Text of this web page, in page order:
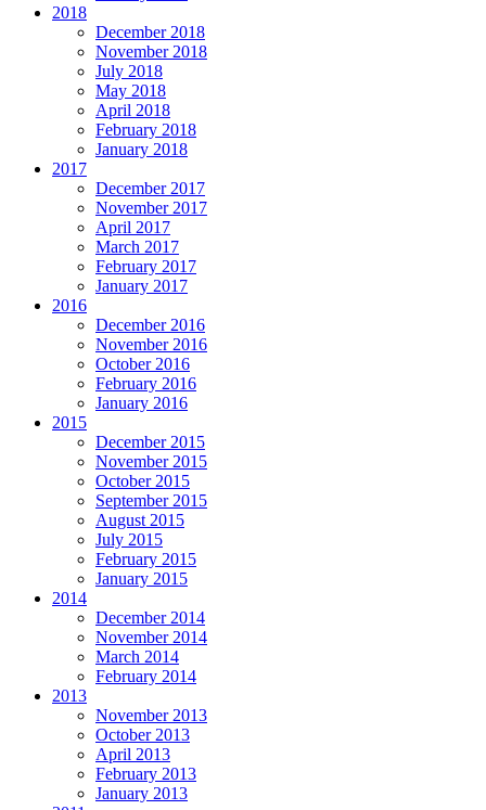
2018
December 2018
November 2018
July 2018
May 2018
April 2018
February 2018
January 2018
2017
December 2017
November 2017
April 2017
March 2017
February 2017
January 2017
2016
December 2016
November 2016
October 2016
February 2016
January 2016
2015
December 2015
November 2015
October 2015
September 2015
August 2015
July 2015
February 2015
January 2015
2014
December 2014
November 2014
March 2014
February 2014
2013
November 2013
October 2013
April 2013
February 2013
January 2013